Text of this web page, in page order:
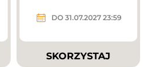
DO 31.07.2027 23:59
SKORZYSTAJ